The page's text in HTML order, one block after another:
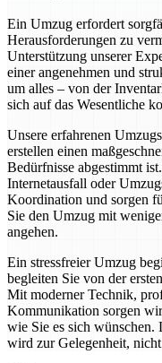
Ein Umzug erfordert
Herausforderungen zu
Unterstützung unserer
einer angenehmen und
um alles – von der
sich auf das Wesentliche
Unsere erfahrenen
erstellen einen
Bedürfnisse abgestimmt
Internetausfall oder
Koordination und sorgen
Sie den Umzug mit
angehen.
Ein stressfreier Umzug
begleiten Sie von der
Mit moderner Technik,
Kommunikation sorgen
wie Sie es sich wünschen.
wird zur Gelegenheit,